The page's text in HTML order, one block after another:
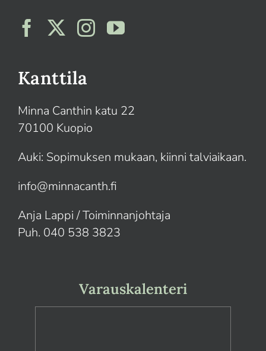
Kanttila
Minna Canthin katu 22
70100 Kuopio
Auki: Sopimuksen mukaan, kiinni talviaikaan.
info@minnacanth.fi
Anja Lappi / Toiminnanjohtaja
Puh. 040 538 3823
Varauskalenteri